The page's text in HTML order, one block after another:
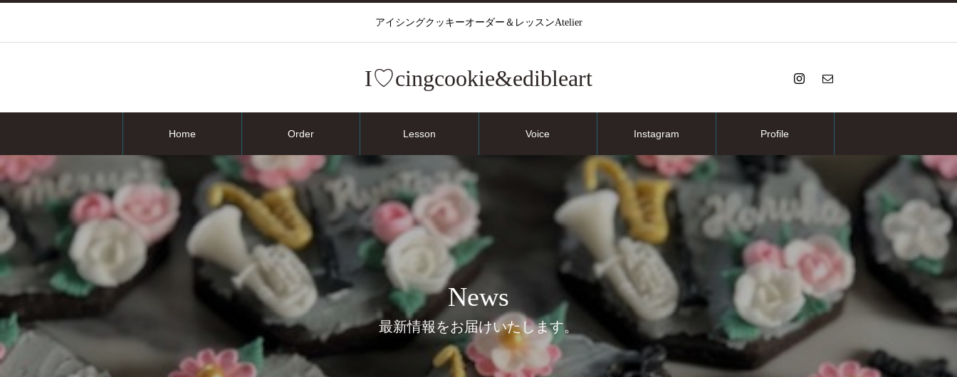
アイシングクッキーオーダー＆レッスンAtelier
I♡cingcookie&edibleart
Home Order Lesson Voice Instagram Profile
News
最新情報をお届けいたします。